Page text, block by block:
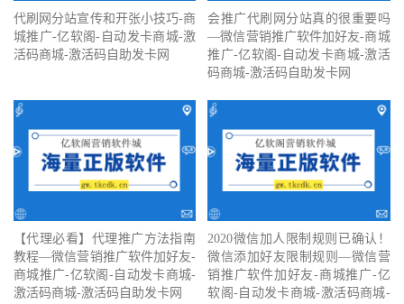
代刷网分站宣传和开张小技巧-商
城推广-亿软阁-自动发卡商城-激
活码商城-激活码自助发卡网
会推广代刷网分站真的很重要吗
—微信营销推广软件加好友-商城
推广-亿软阁-自动发卡商城-激活
码商城-激活码自助发卡网
【代理必看】‍代理推广方法指南
教程—微信营销推广软件加好友-
商城推广-亿软阁-自动发卡商城-
激活码商城-激活码自助发卡网
2020微信加人限制规则已确认！
微信添加好友限制规则—微信营
销推广软件加好友-商城推广-亿
软阁-自动发卡商城-激活码商城-